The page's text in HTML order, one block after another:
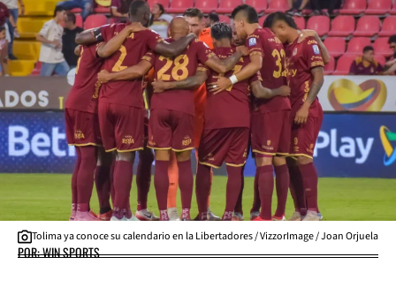
Tolima ya conoce su calendario en la Libertadores / VizzorImage / Joan Orjuela
POR: WIN SPORTS